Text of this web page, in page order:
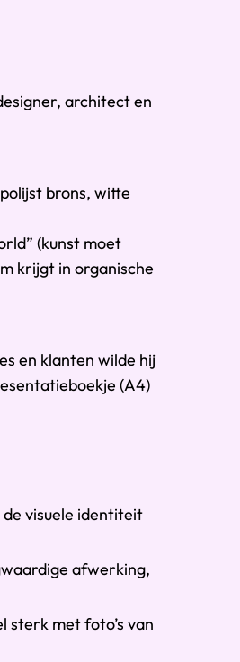
architect en
brons, witte
(kunst moet
krijgt in organische
en klanten wilde hij
(A4)
visuele identiteit
afwerking,
sterk met foto’s van